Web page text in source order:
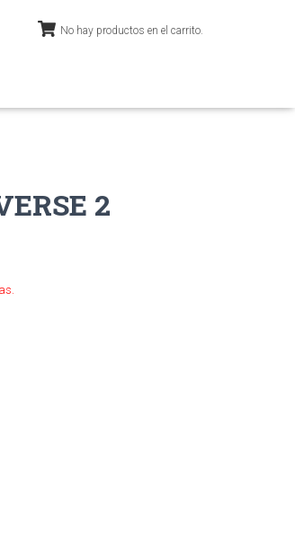
No hay productos en el carrito.
2